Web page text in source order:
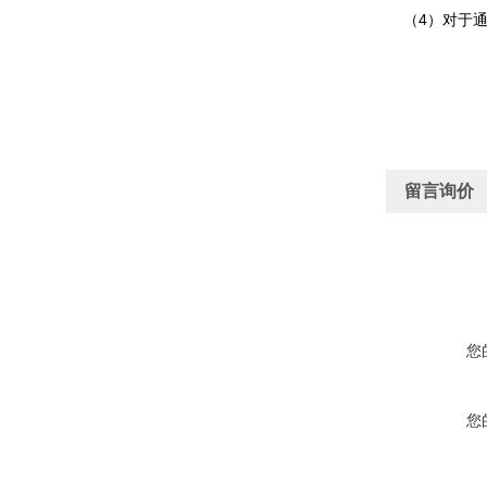
（4）对于通
留言询价
您
您